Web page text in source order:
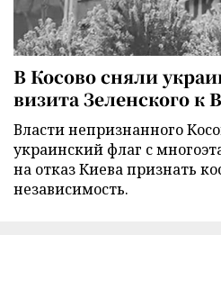
В Косово сняли
визита Зеленского к
Власти непризнанного
украинский флаг с
на отказ Киева признать
независимость.